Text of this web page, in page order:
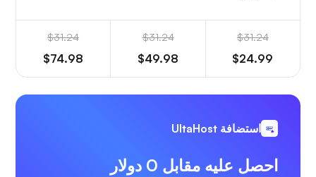
$31.24
$24.99
$31.24
$49.98
$31.24
$74.98
استضافة UltaHost
احصل عليه مقابل 0 دولار